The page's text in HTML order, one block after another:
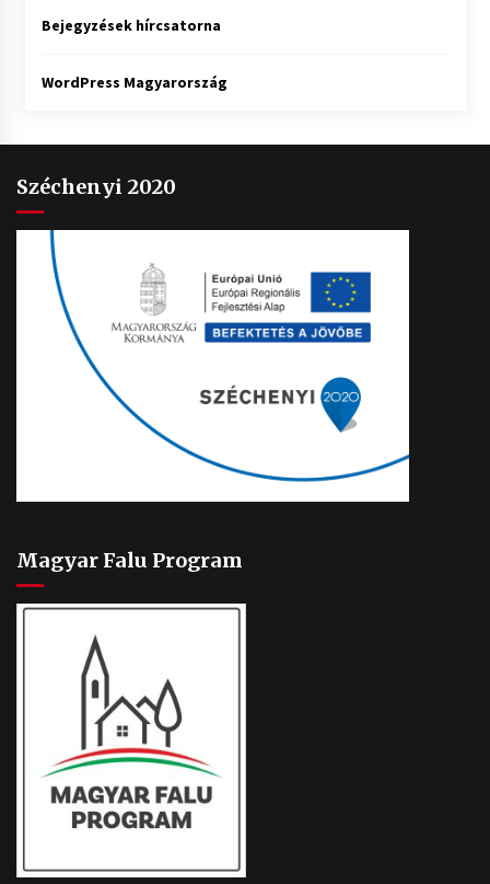
Bejegyzések hírcsatorna
WordPress Magyarország
Széchenyi 2020
Magyar Falu Program